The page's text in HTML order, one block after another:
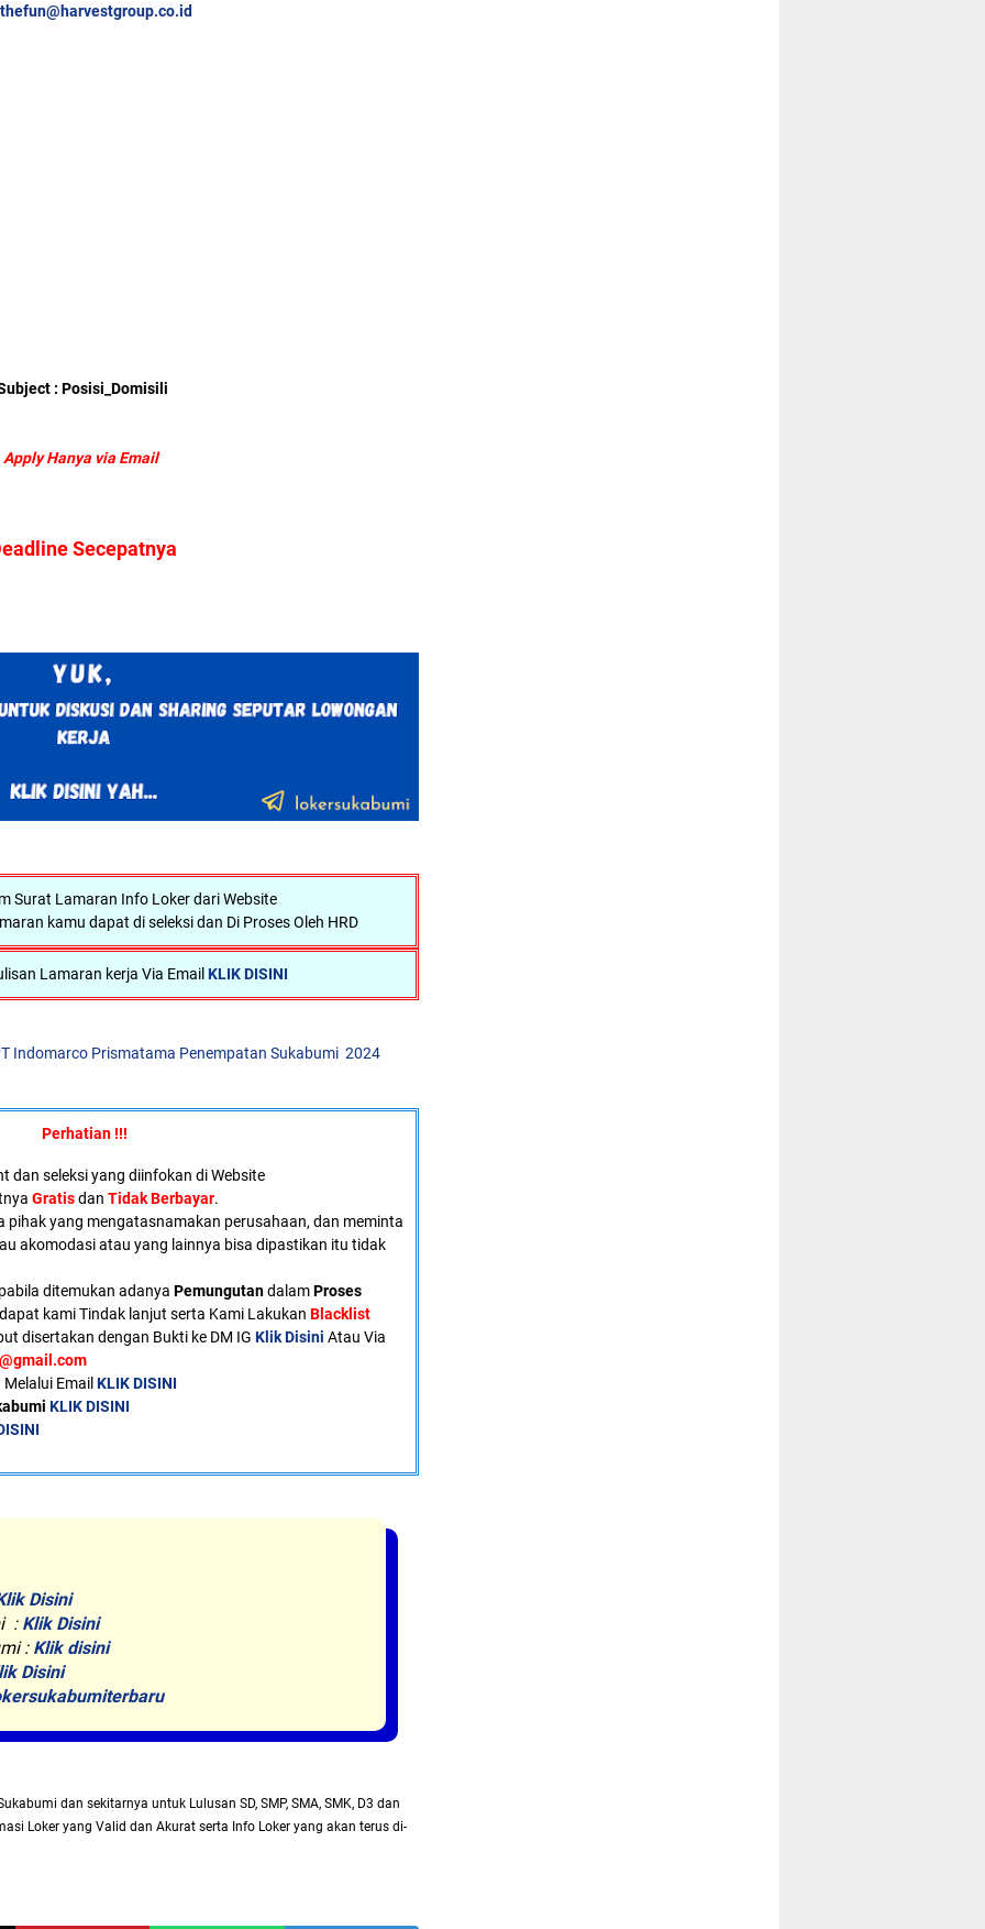
: Posisi_Domisili
Apply Hanya via Email
Secepatnya
Surat Lamaran Info Loker dari Website
kamu dapat di seleksi dan Di Proses Oleh HRD
Lamaran kerja Via EmailKLIK DISINI
Indomarco Prismatama Penempatan Sukabumi 2024
Perhatian !!!
dan seleksi yang diinfokan di Website
Gratisdan Tidak Berbayar.
pihak yang mengatasnamakan perusahaan, dan meminta
akomodasi atau yang lainnya bisa dipastikan itu tidak
ditemukan adanya PemungutandalamProses
kami Tindak lanjut serta Kami Lakukan Blacklist
disertakan dengan Bukti ke DM IG Klik Disini Atau Via
Email KLIK DISINI
KLIK DISINI
Disini
: Klik Disini
: Klik disini
Disini
dan sekitarnya untuk Lulusan SD, SMP, SMA, SMK, D3 dan
Loker yang Valid dan Akurat serta Info Loker yang akan terus di-